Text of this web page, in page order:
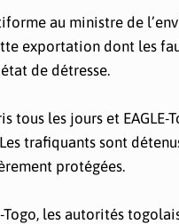
au ministre de
exportation dont les
de détresse.
tous les jours et
trafiquants sont
protégées.
les autorités